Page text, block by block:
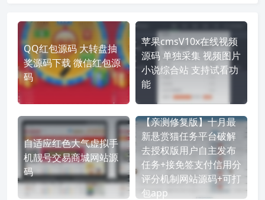
QQ红包源码 大转盘抽
奖源码下载 微信红包源
码
苹果cmsV10x在线视频
源码 单独采集 视频图片
小说综合站 支持试看功
能
自适应红色大气虚拟手
机靓号交易商城网站源
码
【亲测修复版】十月最
新悬赏猫任务平台破解
去授权版用户自主发布
任务+接免签支付信用分
评分机制网站源码+可打
包app